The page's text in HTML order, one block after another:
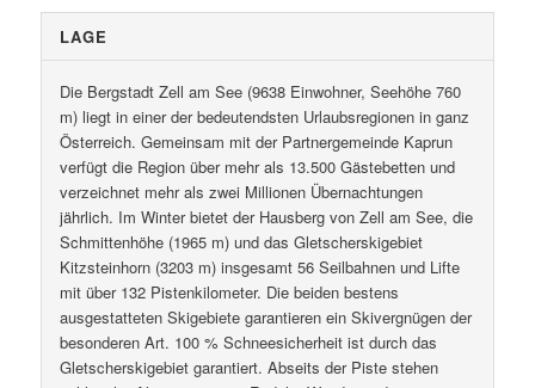
LAGE
Die Bergstadt Zell am See (9638 Einwohner, Seehöhe 760
m) liegt in einer der bedeutendsten Urlaubsregionen in ganz
Österreich. Gemeinsam mit der Partnergemeinde Kaprun
verfügt die Region über mehr als 13.500 Gästebetten und
verzeichnet mehr als zwei Millionen Übernachtungen
jährlich. Im Winter bietet der Hausberg von Zell am See, die
Schmittenhöhe (1965 m) und das Gletscherskigebiet
Kitzsteinhorn (3203 m) insgesamt 56 Seilbahnen und Lifte
mit über 132 Pistenkilometer. Die beiden bestens
ausgestatteten Skigebiete garantieren ein Skivergnügen der
besonderen Art. 100 % Schneesicherheit ist durch das
Gletscherskigebiet garantiert. Abseits der Piste stehen